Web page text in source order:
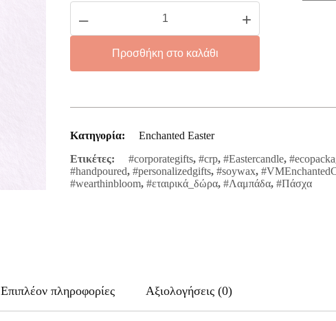
–
Easter
Light
Bloom
+
Προσθήκη στο καλάθι
Κατηγορία:
Enchanted Easter
Ετικέτες:
#corporategifts, #crp, #Eastercandle,
#handpoured, #personalizedgifts, #soywax,
#wearthinbloom, #εταιρικά_δώρα, #Λαμπάδα, #Πάσχα
Επιπλέον πληροφορίες Αξιολογήσεις (0)